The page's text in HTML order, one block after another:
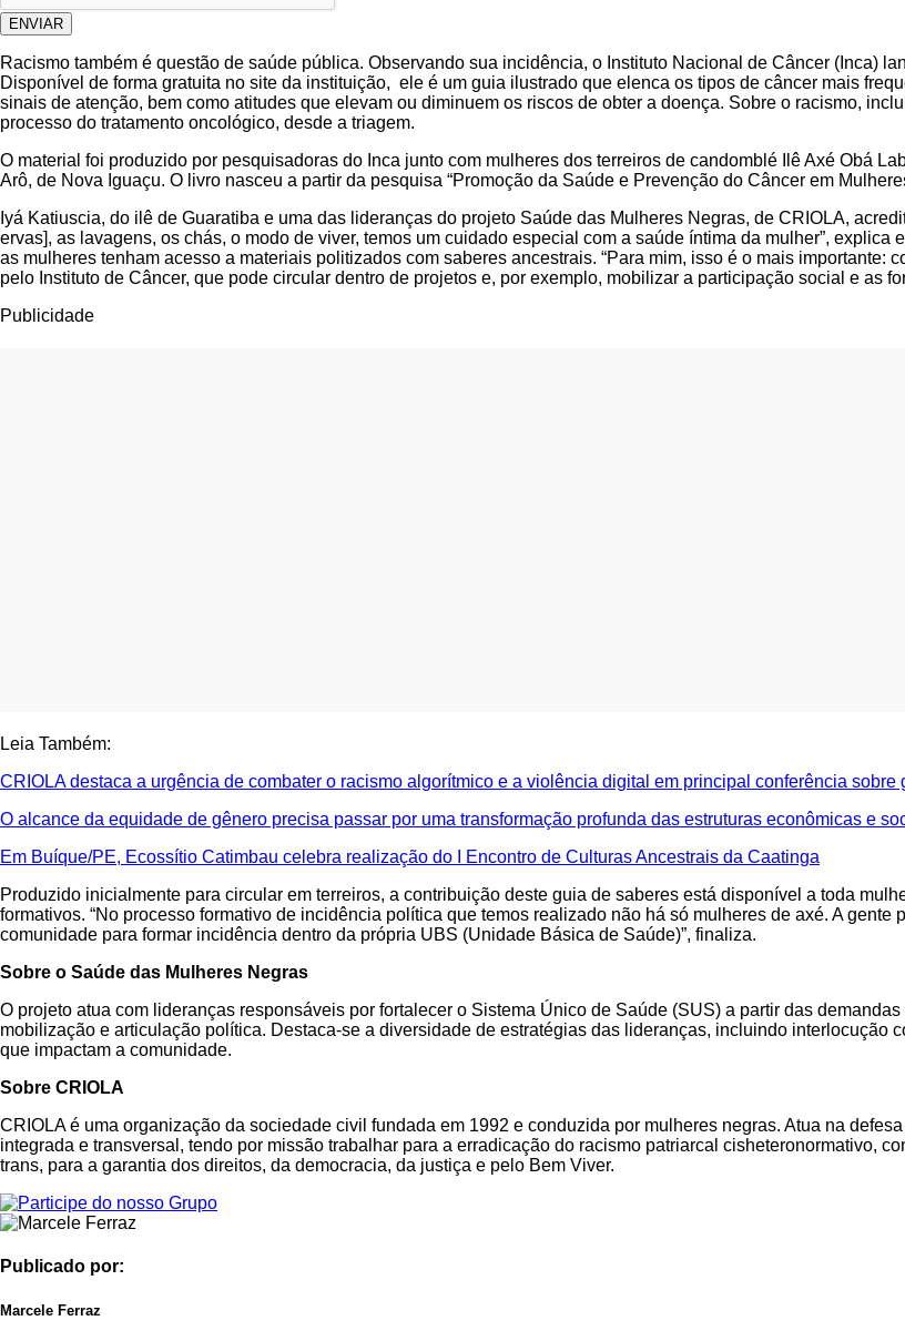
ENVIAR
Racismo também é questão de saúde pública. Observando sua incidência, o Instituto Nacional de Câncer (Inca)
Disponível de forma gratuita no site da instituição, ele é um guia ilustrado que elenca os tipos de câncer mais
sinais de atenção, bem como atitudes que elevam ou diminuem os riscos de obter a doença. Sobre o racismo,
processo do tratamento oncológico, desde a triagem.
O material foi produzido por pesquisadoras do Inca junto com mulheres dos terreiros de candomblé Ilê Axé Obá
Arô, de Nova Iguaçu. O livro nasceu a partir da pesquisa “Promoção da Saúde e Prevenção do Câncer em
Iyá Katiuscia, do ilê de Guaratiba e uma das lideranças do projeto Saúde das Mulheres Negras, de CRIOLA,
ervas], as lavagens, os chás, o modo de viver, temos um cuidado especial com a saúde íntima da mulher”,
as mulheres tenham acesso a materiais politizados com saberes ancestrais. “Para mim, isso é o mais
pelo Instituto de Câncer, que pode circular dentro de projetos e, por exemplo, mobilizar a participação social e as
Publicidade
Leia Também:
CRIOLA destaca a urgência de combater o racismo algorítmico e a violência digital em principal conferência sobre
O alcance da equidade de gênero precisa passar por uma transformação profunda das estruturas econômicas e
Em Buíque/PE, Ecossítio Catimbau celebra realização do I Encontro de Culturas Ancestrais da Caatinga
Produzido inicialmente para circular em terreiros, a contribuição deste guia de saberes está disponível a toda
formativos. “No processo formativo de incidência política que temos realizado não há só mulheres de axé. A
comunidade para formar incidência dentro da própria UBS (Unidade Básica de Saúde)”, finaliza.
Sobre o Saúde das Mulheres Negras
O projeto atua com lideranças responsáveis por fortalecer o Sistema Único de Saúde (SUS) a partir das
mobilização e articulação política. Destaca-se a diversidade de estratégias das lideranças, incluindo interlocução
que impactam a comunidade.
Sobre CRIOLA
CRIOLA é uma organização da sociedade civil fundada em 1992 e conduzida por mulheres negras. Atua na
integrada e transversal, tendo por missão trabalhar para a erradicação do racismo patriarcal cisheteronormativo,
trans, para a garantia dos direitos, da democracia, da justiça e pelo Bem Viver.
Publicado por:
Marcele Ferraz